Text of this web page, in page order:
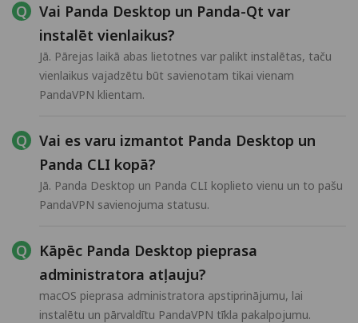
Vai Panda Desktop un Panda-Qt var
instalēt vienlaikus?
Jā. Pārejas laikā abas lietotnes var palikt instalētas, taču
vienlaikus vajadzētu būt savienotam tikai vienam
PandaVPN klientam.
Vai es varu izmantot Panda Desktop un
Panda CLI kopā?
Jā. Panda Desktop un Panda CLI koplieto vienu un to pašu
PandaVPN savienojuma statusu.
Kāpēc Panda Desktop pieprasa
administratora atļauju?
macOS pieprasa administratora apstiprinājumu, lai
instalētu un pārvaldītu PandaVPN tīkla pakalpojumu.